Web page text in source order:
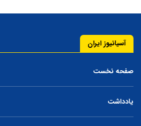
آسیانیوز ایران
صفحه نخست
یادداشت